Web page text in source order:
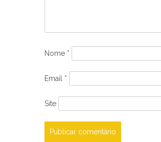
Nome *
Email *
Site